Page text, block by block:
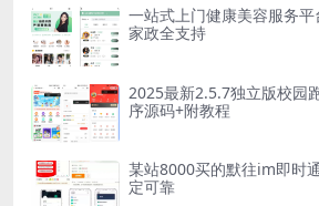
一站式上门健康美容服务
家政全支持
2025最新2.5.7独立版校园
序源码+附教程
某站8000买的默往im即时
定可靠